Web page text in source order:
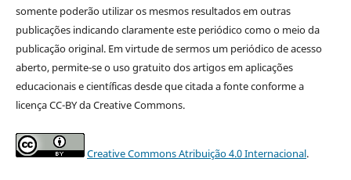
somente poderão utilizar os mesmos resultados em outras
publicações indicando claramente este periódico como o meio da
publicação original. Em virtude de sermos um periódico de acesso
aberto, permite-se o uso gratuito dos artigos em aplicações
educacionais e científicas desde que citada a fonte conforme a
licença CC-BY da Creative Commons.
Creative Commons Atribuição 4.0 Internacional.